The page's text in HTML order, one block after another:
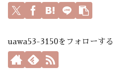
uawa53-3150をフォローする